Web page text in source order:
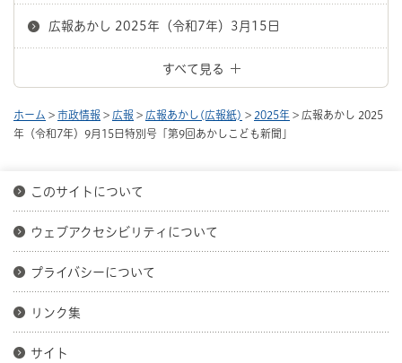
広報あかし 2025年（令和7年）3月15日
すべて見る
ホーム > 市政情報 > 広報 > 広報あかし(広報紙) > 2025年 > 広報あかし 2025
年（令和7年）9月15日特別号「第9回あかしこども新聞」
このサイトについて
ウェブアクセシビリティについて
プライバシーについて
リンク集
サイト